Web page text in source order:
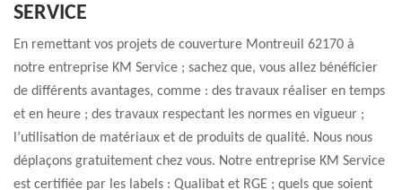
SERVICE
En remettant vos projets de couverture Montreuil 62170 à
notre entreprise KM Service ; sachez que, vous allez bénéficier
de différents avantages, comme : des travaux réaliser en temps
et en heure ; des travaux respectant les normes en vigueur ;
l’utilisation de matériaux et de produits de qualité. Nous nous
déplaçons gratuitement chez vous. Notre entreprise KM Service
est certifiée par les labels : Qualibat et RGE ; quels que soient